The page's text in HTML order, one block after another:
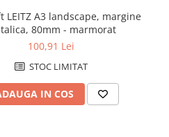
LEITZ A3 landscape, margine
80mm - marmorat
100,91 Lei
STOC LIMITAT
IN COS